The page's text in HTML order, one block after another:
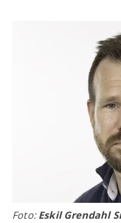
Foto:Eskil Grendahl